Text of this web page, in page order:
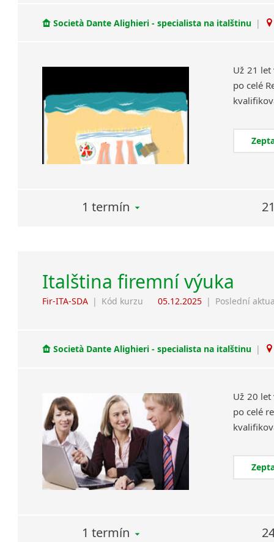
Società Dante Alighieri - specialista na italštinu |
Už 21 let
po celé
1 termín
Italština firemní výuka
Fir-ITA-SDA | Kód kurzu 05.12.2025 | Poslední
Società Dante Alighieri - specialista na italštinu |
Už 20 let
po celé
1 termín